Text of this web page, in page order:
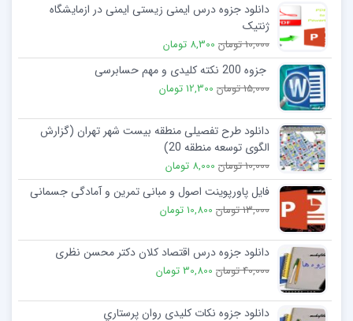
دانلود جزوه درس ایمنی زیستی ایمنی در ازمایشگاه
ژنتیک
10,000 تومان 8,300 تومان
جزوه 200 نکته کلیدی و مهم حسابرسی
15,000 تومان 12,300 تومان
دانلود طرح تفصیلی منطقه بیست شهر تهران (گزارش
الگوی توسعه منطقه 20)
10,000 تومان 8,000 تومان
فایل پاورپوینت اصول و مبانی تمرین و آمادگی جسمانی
13,000 تومان 10,800 تومان
دانلود جزوه درس اقتصاد کلان دکتر محسن نظری
40,000 تومان 30,800 تومان
دانلود جزوه نکات کلیدی روان پرستاري